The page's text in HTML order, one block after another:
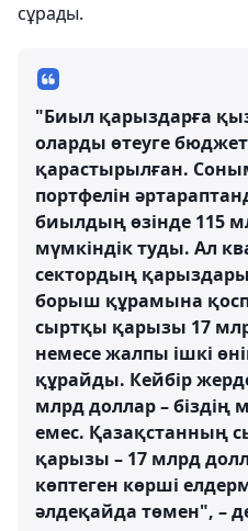
сұрады.
"Биыл қарыздарға
оларды өтеуге
қарастырылған.
портфелін
биылдың өзінде 115
мүмкіндік туды. Ал
сектордың
борыш құрамына
сыртқы қарызы 17
немесе жалпы ішкі
құрайды. Кейбір
млрд доллар – біздің
емес. Қазақстанның
қарызы – 17 млрд
көптеген көрші
әлдеқайда төмен", –